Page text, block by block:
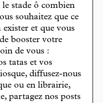
le stade ô combien
souhaitez que ce
et que vous
booster votre
de vous :
tatas et vos
diffusez-nous
ou en librairie,
partagez nos posts